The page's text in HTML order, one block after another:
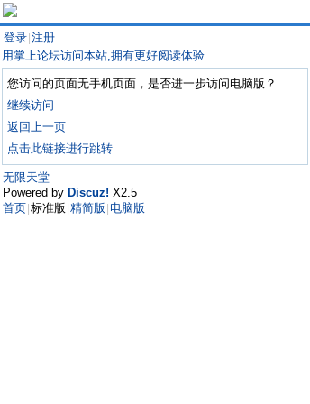
登录 注册
用掌上论坛访问本站,拥有更好阅读体验
您访问的页面无手机页面，是否进一步访问电脑版？
继续访问
返回上一页
点击此链接进行跳转
无限天堂
Powered by Discuz! X2.5
首页 标准版 精简版 电脑版